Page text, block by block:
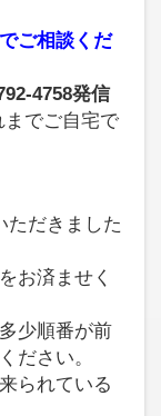
ご相談くだ
4758発信
でご自宅で
だきました
お済ませく
少順番が前
ださい。
られている